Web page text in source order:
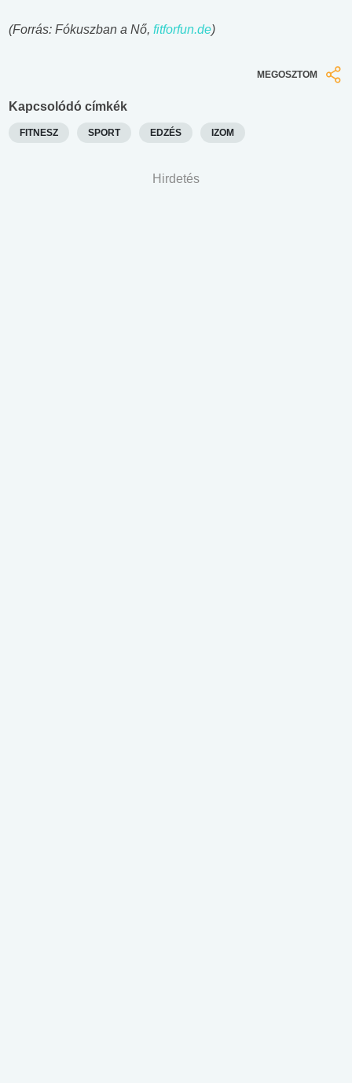
(Forrás: Fókuszban a Nő, fitforfun.de)
MEGOSZTOM
Kapcsolódó címkék
FITNESZ SPORT EDZÉS IZOM
Hirdetés